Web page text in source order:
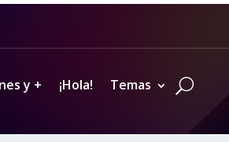
y + ¡Hola! Temas